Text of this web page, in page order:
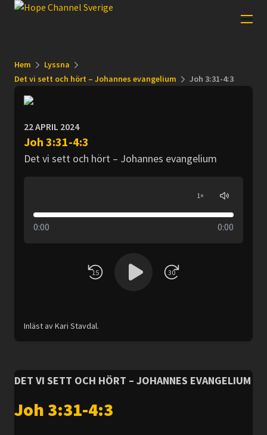
Hem
Lyssna
Det vi sett och hört – Johannes evangelium
Joh 3:31-4:3
22 APRIL 2024
Joh 3:31-4:3
Det vi sett och hört – Johannes evangelium
1×
0:00 0:00
15 30
Inläst av Kari Stavdal.
DET VI SETT OCH HÖRT – JOHANNES EVANGELIUM
Joh 3:31-4:3